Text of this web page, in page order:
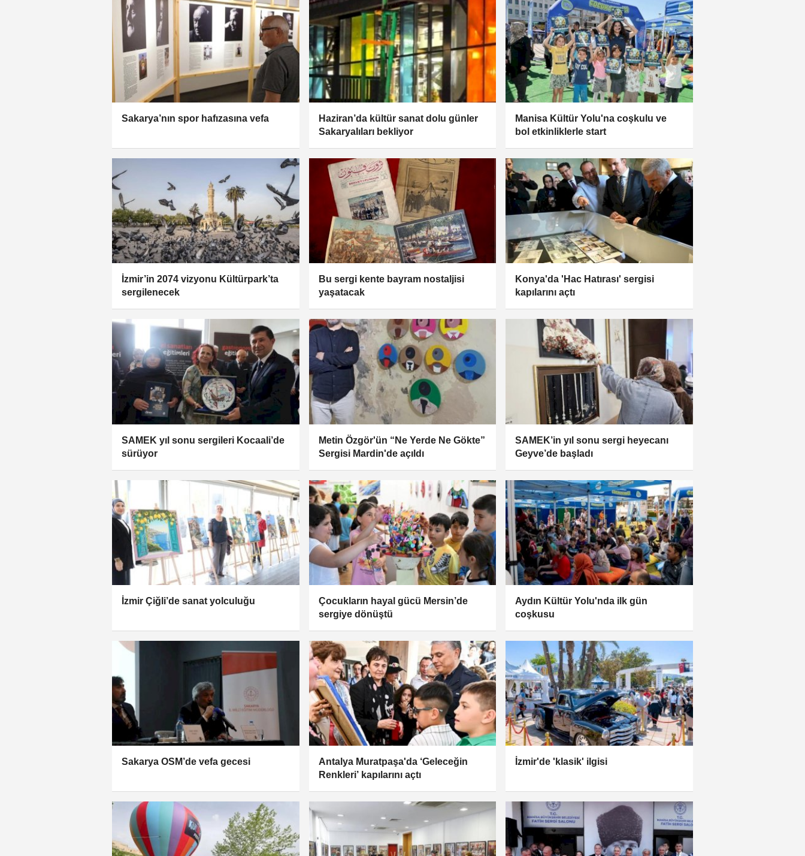
Sakarya’nın spor hafızasına vefa
Haziran’da kültür sanat dolu günler
Sakaryalıları bekliyor
Manisa Kültür Yolu'na coşkulu ve
bol etkinliklerle start
İzmir’in 2074 vizyonu Kültürpark’ta
sergilenecek
Bu sergi kente bayram nostaljisi
yaşatacak
Konya'da 'Hac Hatırası' sergisi
kapılarını açtı
SAMEK yıl sonu sergileri Kocaali’de
sürüyor
Metin Özgör'ün “Ne Yerde Ne Gökte”
Sergisi Mardin'de açıldı
SAMEK’in yıl sonu sergi heyecanı
Geyve’de başladı
İzmir Çiğli’de sanat yolculuğu
Çocukların hayal gücü Mersin’de
sergiye dönüştü
Aydın Kültür Yolu'nda ilk gün
coşkusu
Sakarya OSM’de vefa gecesi
Antalya Muratpaşa'da ‘Geleceğin
Renkleri’ kapılarını açtı
İzmir'de 'klasik' ilgisi